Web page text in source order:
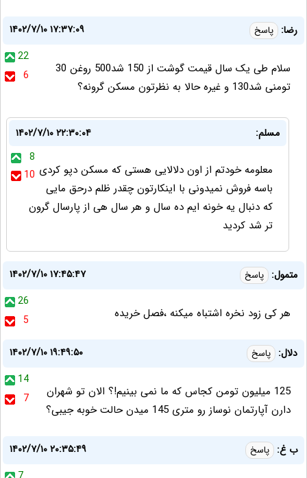
رضا: پاسخ
۱۴۰۲/۷/۱۰ ۱۷:۳۷:۰۹
22
6
سلام طی یک سال قیمت گوشت از 150 شد500 روغن 30
تومنی شد130 و غیره حالا به نظرتون مسکن گرونه؟
مسلم:
۱۴۰۲/۷/۱۰ ۲۲:۳۰:۰۴
8
10 معلومه خودتم از اون دلالایی هستی که مسکن دپو کردی
باسه فروش نمیدونی با اینکارتون چقدر ظلم درحق مایی
که دنبال یه خونه ایم ده سال و هر سال هی از پارسال گرون
تر شد کردید
متمول: پاسخ
۱۴۰۲/۷/۱۰ ۱۷:۴۵:۴۷
26
5
هر کی زود نخره اشتباه میکنه ،فصل خریده
دلال: پاسخ
۱۴۰۲/۷/۱۰ ۱۹:۴۹:۵۰
14
7
125 میلیون تومن کجاس که ما نمی بینیم!؟ الان تو شهران
دارن آپارتمان نوساز رو متری 145 میدن حالت خوبه جیبی؟
ب غ: پاسخ
۱۴۰۲/۷/۱۰ ۲۰:۳۵:۴۹